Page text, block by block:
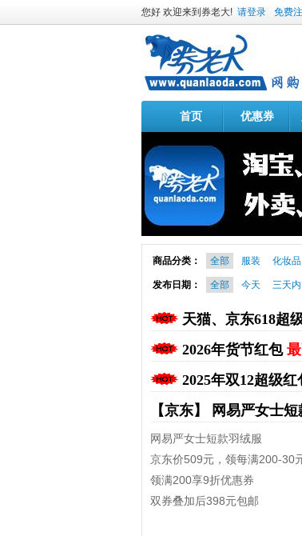
您好 欢迎来到券老大! 请登录 免费
首页 优惠券
商品分类： 全部 服装 化妆品
发布日期： 全部 今天 三天内
天猫、京东618超
2026年货节红包
2025年双12超级红
【京东】
网易严女士
网易严女士短款羽绒服
京东价509元，领每满200-30
领满200享9折优惠券
双券叠加后398元包邮
淘宝优惠券+